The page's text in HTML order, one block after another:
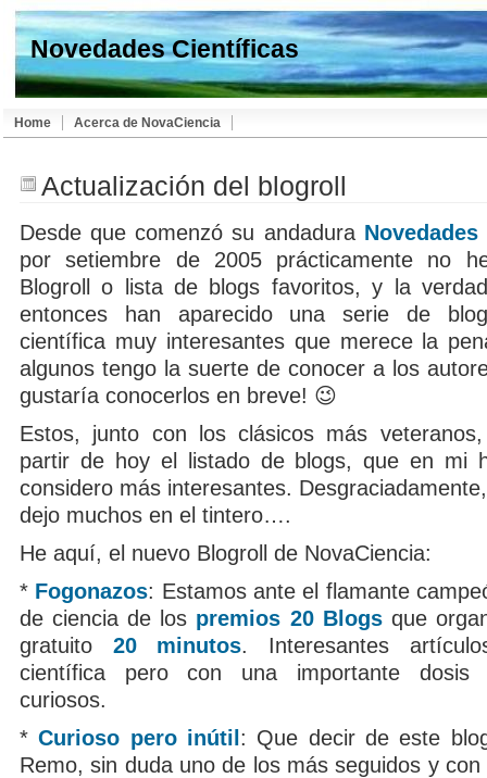
Novedades Científicas
Home Acerca de NovaCiencia
Actualización del blogroll
Desde que comenzó su andadura
por setiembre de 2005 prácticamente no
Blogroll o lista de blogs favoritos, y la
entonces han aparecido una serie de
científica muy interesantes que merece la
algunos tengo la suerte de conocer a los
gustaría conocerlos en breve! 😉
Estos, junto con los clásicos más
partir de hoy el listado de blogs, que en mi
considero más interesantes.
dejo muchos en el tintero….
He aquí, el nuevo Blogroll de NovaCiencia:
* Fogonazos: Estamos ante el flamante
de ciencia de los premios 20 Blogsque
gratuito 20 minutos. Interesantes
científica pero con una importante dosis
curiosos.
*Curioso pero inútil : Que decir de este
Remo, sin duda uno de los más seguidos y